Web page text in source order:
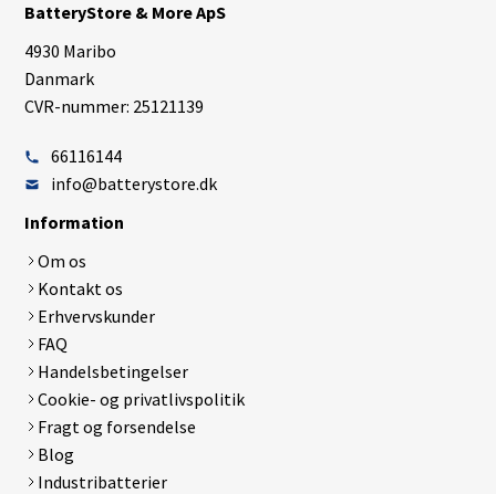
BatteryStore & More ApS
4930 Maribo
Danmark
CVR-nummer: 25121139
66116144
info@batterystore.dk
Information
Om os
Kontakt os
Erhvervskunder
FAQ
Handelsbetingelser
Cookie- og privatlivspolitik
Fragt og forsendelse
Blog
Industribatterier